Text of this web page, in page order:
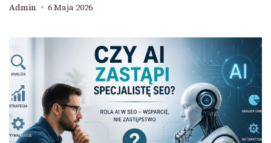
Admin 6 Maja 2026